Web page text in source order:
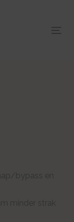
bypass en
minder strak